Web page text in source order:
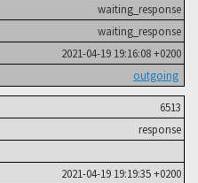
waiting_response
waiting_response
2021-04-19 19:16:08 +0200
outgoing
6513
response
2021-04-19 19:19:35 +0200